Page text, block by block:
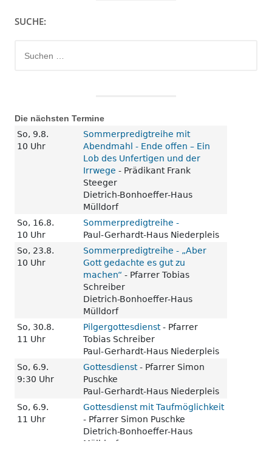
SUCHE:
nach:
Die nächsten Termine